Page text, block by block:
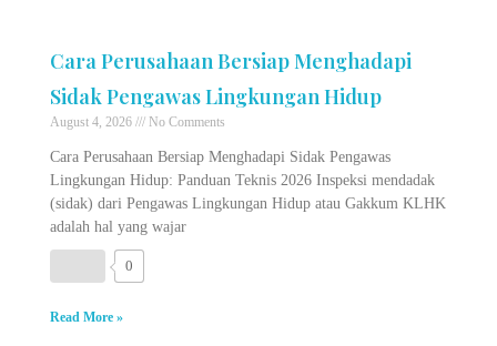
Cara Perusahaan Bersiap Menghadapi
Sidak Pengawas Lingkungan Hidup
August 4, 2026 No Comments
Cara Perusahaan Bersiap Menghadapi Sidak Pengawas
Lingkungan Hidup: Panduan Teknis 2026 Inspeksi mendadak
(sidak) dari Pengawas Lingkungan Hidup atau Gakkum KLHK
adalah hal yang wajar
0
Read More »